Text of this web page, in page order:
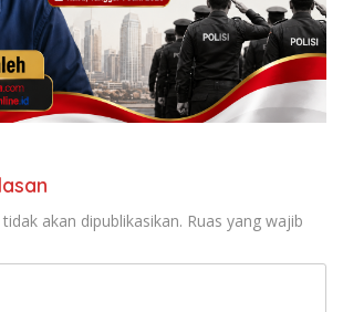
akan dipublikasikan. Ruas yang wajib